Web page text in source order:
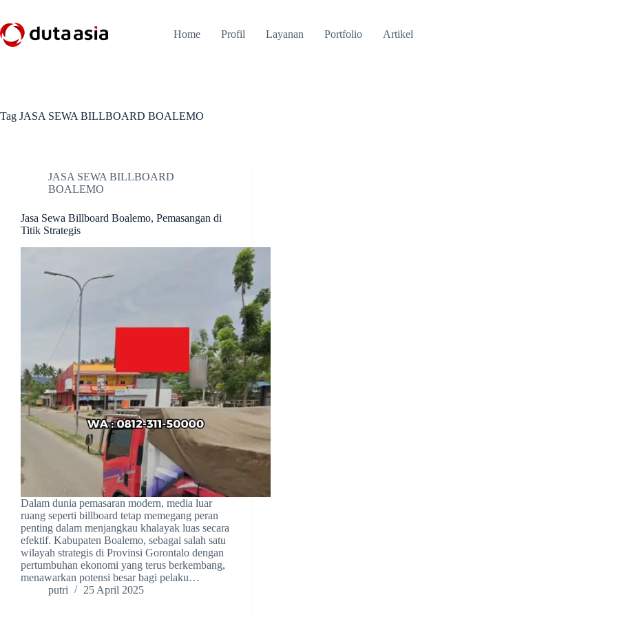
content
Home Profil Layanan Portfolio Artikel
Tag JASA SEWA BILLBOARD BOALEMO
JASA SEWA BILLBOARD
BOALEMO
Jasa Sewa Billboard Boalemo, Pemasangan di
Titik Strategis
Dalam dunia pemasaran modern, media luar
ruang seperti billboard tetap memegang peran
penting dalam menjangkau khalayak luas secara
efektif. Kabupaten Boalemo, sebagai salah satu
wilayah strategis di Provinsi Gorontalo dengan
pertumbuhan ekonomi yang terus berkembang,
menawarkan potensi besar bagi pelaku…
putri
25 April 2025